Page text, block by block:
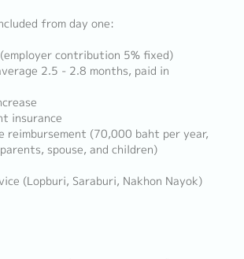
from day one:
contribution 5% fixed)
2.5 - 2.8 months, paid in
insurance
reimbursement (70,000 baht per year,
spouse, and children)
(Lopburi, Saraburi, Nakhon Nayok)